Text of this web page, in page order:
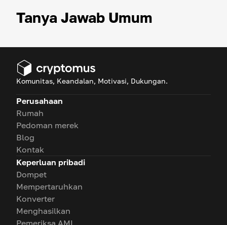
Tanya Jawab Umum
Komunitas, Keandalan, Motivasi, Dukungan.
Perusahaan
Rumah
Pedoman merek
Blog
Kontak
Keperluan pribadi
Dompet
Mempertaruhkan
Konverter
Menghasilkan
Pemeriksa AML